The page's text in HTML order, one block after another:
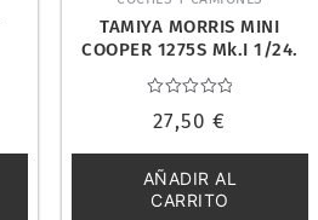
TAMIYA MORRIS MINI
COOPER 1275S Mk.I 1/24.
24039
con
de
5
27,50€
AÑADIR AL
CARRITO